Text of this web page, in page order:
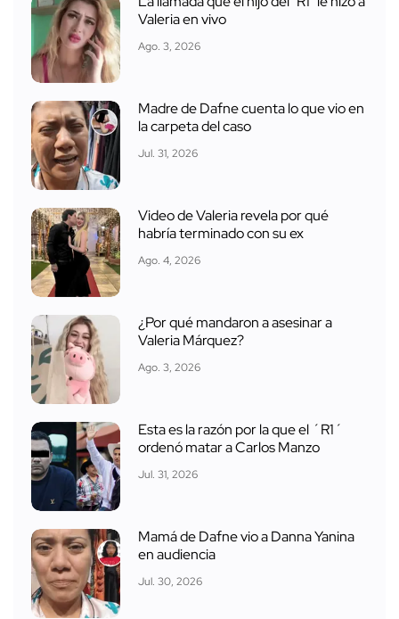
Valeria en vivo
Ago. 3, 2026
Madre de Dafne cuenta lo que vio en
la carpeta del caso
Jul. 31, 2026
Video de Valeria revela por qué
habría terminado con su ex
Ago. 4, 2026
¿Por qué mandaron a asesinar a
Valeria Márquez?
Ago. 3, 2026
Esta es la razón por la que el ´R1´
ordenó matar a Carlos Manzo
Jul. 31, 2026
Mamá de Dafne vio a Danna Yanina
en audiencia
Jul. 30, 2026